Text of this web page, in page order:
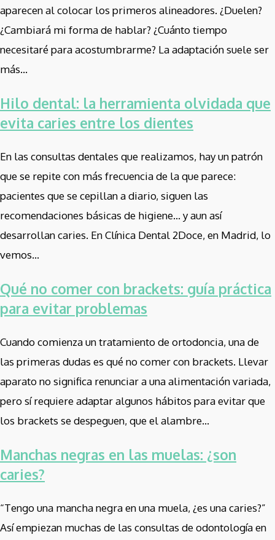
aparecen al colocar los primeros alineadores. ¿Duelen?
¿Cambiará mi forma de hablar? ¿Cuánto tiempo
necesitaré para acostumbrarme? La adaptación suele ser
más...
Hilo dental: la herramienta olvidada que
evita caries entre los dientes
En las consultas dentales que realizamos, hay un patrón
que se repite con más frecuencia de la que parece:
pacientes que se cepillan a diario, siguen las
recomendaciones básicas de higiene… y aun así
desarrollan caries. En Clínica Dental 2Doce, en Madrid, lo
vemos...
Qué no comer con brackets: guía práctica
para evitar problemas
Cuando comienza un tratamiento de ortodoncia, una de
las primeras dudas es qué no comer con brackets. Llevar
aparato no significa renunciar a una alimentación variada,
pero sí requiere adaptar algunos hábitos para evitar que
los brackets se despeguen, que el alambre...
Manchas negras en las muelas: ¿son
caries?
“Tengo una mancha negra en una muela, ¿es una caries?”
Así empiezan muchas de las consultas de odontología en